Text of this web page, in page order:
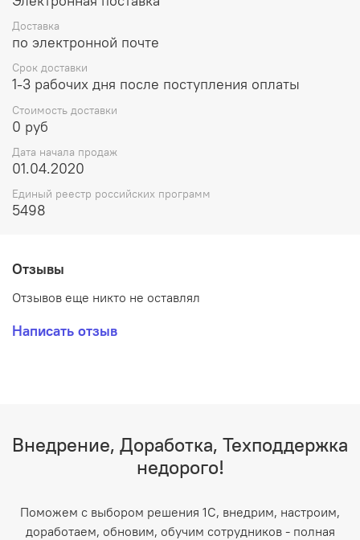
Доставка
по электронной почте
Срок доставки
1-3 рабочих дня после поступления оплаты
Стоимость доставки
0 руб
Дата начала продаж
01.04.2020
Единый реестр российских программ
5498
Отзывы
Отзывов еще никто не оставлял
Написать отзыв
Внедрение, Доработка, Техподдержка
недорого!
Поможем с выбором решения 1С, внедрим, настроим,
доработаем, обновим, обучим сотрудников - полная